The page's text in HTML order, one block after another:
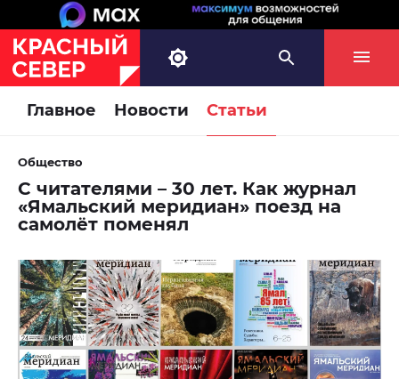
Главное Новости Статьи
Общество
С читателями – 30 лет. Как журнал
«Ямальский меридиан» поезд на
самолёт поменял